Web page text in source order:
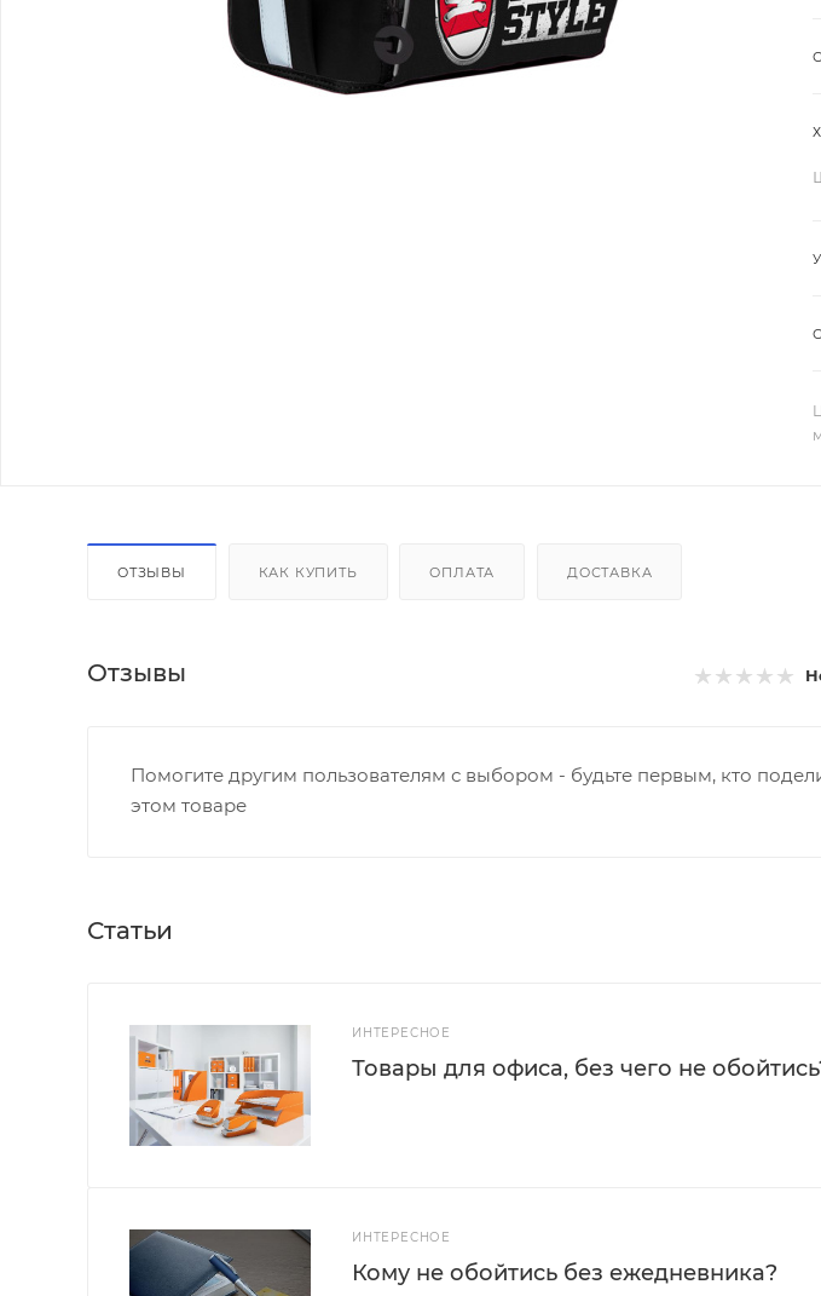
ОТЗЫВЫ КАК КУПИТЬ ОПЛАТА ДОСТАВКА
Отзывы
Помогите другим пользователям с выбором - будьте первым, кто
этом товаре
Статьи
ИНТЕРЕСНОЕ
Товары для офиса, без чего не
ИНТЕРЕСНОЕ
Кому не обойтись без ежедневника?